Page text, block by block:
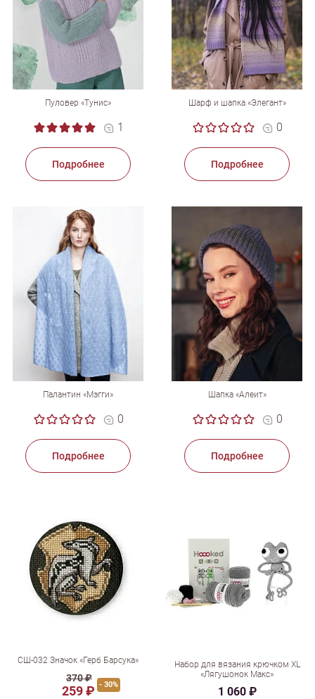
Пуловер «Тунис»
1
Подробнее
Шарф и шапка «Элегант»
0
Подробнее
Палантин «Мэгги»
0
Подробнее
Шапка «Алеит»
0
Подробнее
СШ-032 Значок «Герб Барсука»
370 ₽
259 ₽ - 30%
Набор для вязания крючком XL
«Лягушонок Макс»
1 060 ₽